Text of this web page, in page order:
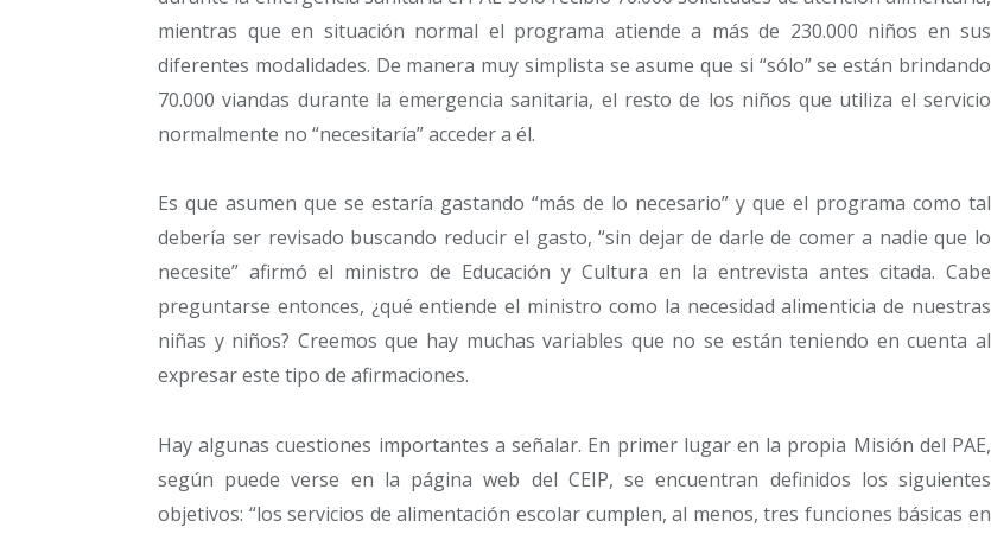
mientras que en situación normal el programa atiende a más de 230.000 niños en sus
diferentes modalidades. De manera muy simplista se asume que si “sólo” se están brindando
70.000 viandas durante la emergencia sanitaria, el resto de los niños que utiliza el servicio
normalmente no “necesitaría” acceder a él.
Es que asumen que se estaría gastando “más de lo necesario” y que el programa como tal
debería ser revisado buscando reducir el gasto, “sin dejar de darle de comer a nadie que lo
necesite” afirmó el ministro de Educación y Cultura en la entrevista antes citada. Cabe
preguntarse entonces, ¿qué entiende el ministro como la necesidad alimenticia de nuestras
niñas y niños? Creemos que hay muchas variables que no se están teniendo en cuenta al
expresar este tipo de afirmaciones.
Hay algunas cuestiones importantes a señalar. En primer lugar en la propia Misión del PAE,
según puede verse en la página web del CEIP, se encuentran definidos los siguientes
objetivos: “los servicios de alimentación escolar cumplen, al menos, tres funciones básicas en